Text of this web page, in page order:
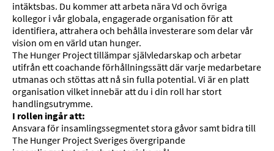
intäktsbas. Du kommer att arbeta nära Vd och övriga
kollegor i vår globala, engagerade organisation för att
identifiera, attrahera och behålla investerare som delar vår
vision om en värld utan hunger.
The Hunger Project tillämpar självledarskap och arbetar
utifrån ett coachande förhållningssätt där varje medarbetare
utmanas och stöttas att nå sin fulla potential. Vi är en platt
organisation vilket innebär att du i din roll har stort
handlingsutrymme.
I rollen ingår att:
Ansvara för insamlingssegmentet stora gåvor samt bidra till
The Hunger Project Sveriges övergripande